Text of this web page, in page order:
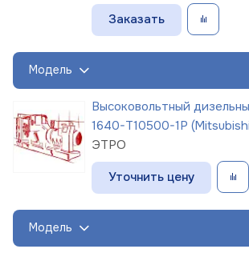
Заказать
Модель
Высоковольтный
1640-Т10500-1Р
ЭТРО
Уточнить цену
Модель